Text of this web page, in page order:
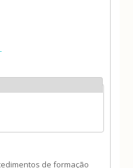
de formação